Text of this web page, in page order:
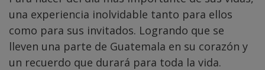
una experiencia inolvidable tanto para ellos
como para sus invitados. Logrando que se
lleven una parte de Guatemala en su corazón y
un recuerdo que durará para toda la vida.